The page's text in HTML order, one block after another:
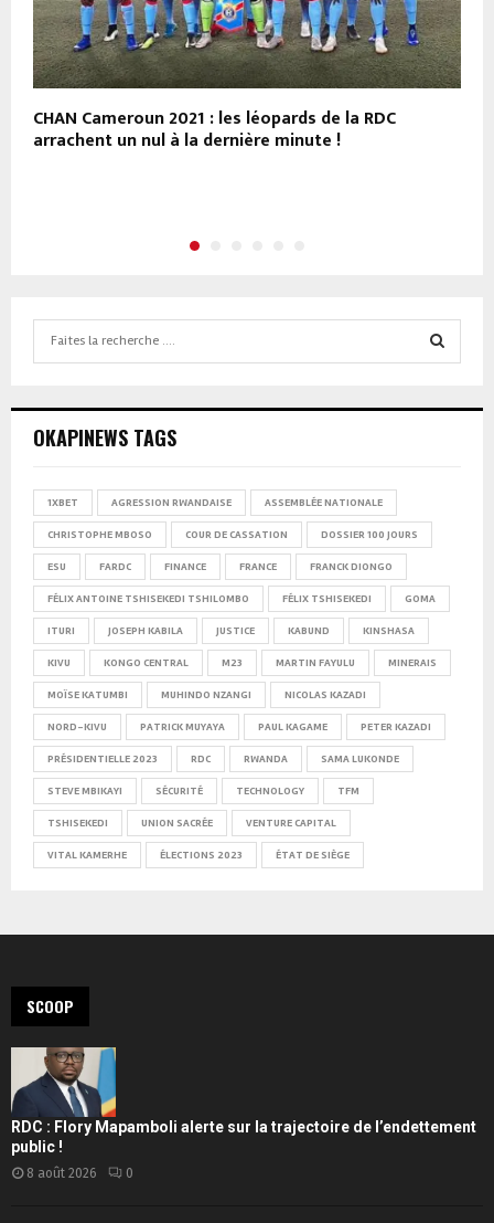
CHAN Cameroun 2021 : les léopards de la RDC
arrachent un nul à la dernière minute !
OKAPINEWS TAGS
1XBET AGRESSION RWANDAISE ASSEMBLÉE NATIONALE
CHRISTOPHE MBOSO COUR DE CASSATION DOSSIER 100 JOURS
ESU FARDC FINANCE FRANCE FRANCK DIONGO
FÉLIX ANTOINE TSHISEKEDI TSHILOMBO FÉLIX TSHISEKEDI GOMA
ITURI JOSEPH KABILA JUSTICE KABUND KINSHASA
KIVU KONGO CENTRAL M23 MARTIN FAYULU MINERAIS
MOÏSE KATUMBI MUHINDO NZANGI NICOLAS KAZADI
NORD-KIVU PATRICK MUYAYA PAUL KAGAME PETER KAZADI
PRÉSIDENTIELLE 2023 RDC RWANDA SAMA LUKONDE
STEVE MBIKAYI SÉCURITÉ TECHNOLOGY TFM
TSHISEKEDI UNION SACRÉE VENTURE CAPITAL
VITAL KAMERHE ÉLECTIONS 2023 ÉTAT DE SIÈGE
SCOOP
RDC : Flory Mapamboli alerte sur la trajectoire de l’endettement
public !
8 août 2026 0